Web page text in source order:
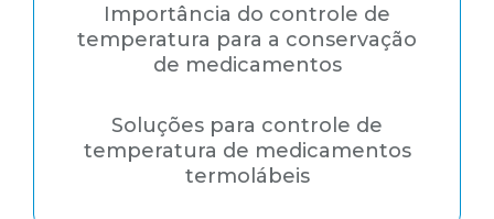
Importância do controle de
temperatura para a conservação
de medicamentos
Soluções para controle de
temperatura de medicamentos
termolábeis